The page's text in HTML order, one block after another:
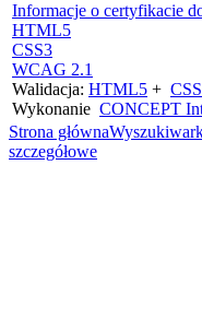
Informacje o certyfikacie
HTML5
CSS3
WCAG 2.1
Walidacja: HTML5 +
Wykonanie CONCEPT
Strona główna
szczegółowe